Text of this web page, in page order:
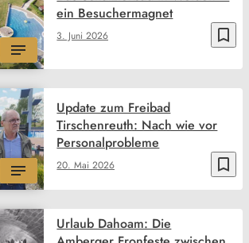
bookmark_border
3. Juni 2026
ein Besuchermagnet
bookmark_border
20. Mai 2026
Update zum Freibad
Tirschenreuth: Nach wie vor
Personalprobleme
Urlaub Dahoam: Die